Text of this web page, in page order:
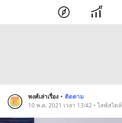
พงศ์เล่าเรื่อง • ติดตาม
10 พ.ค. 2021 เวลา 13:42 • ไลฟ์สไตล์